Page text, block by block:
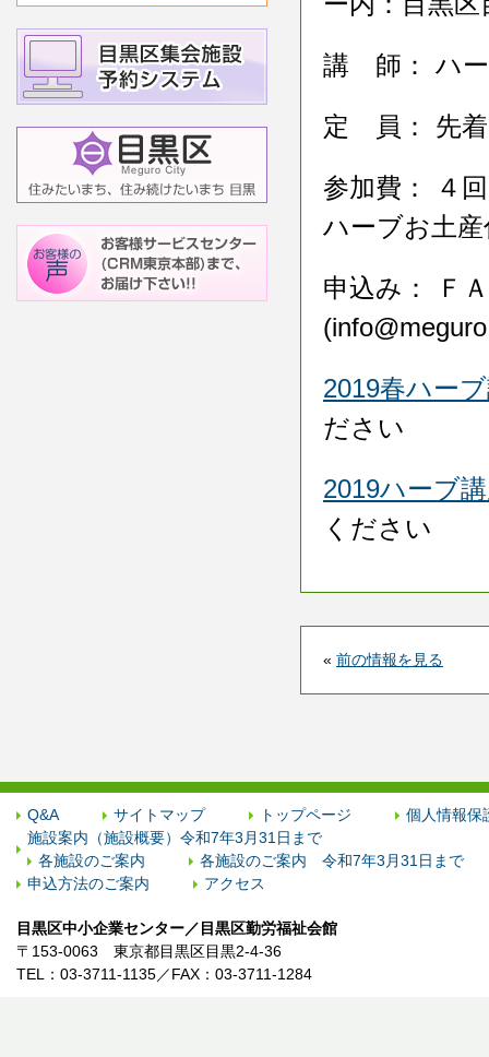
講 師： ハ
定 員： 先着
参加費： ４
ハーブお土
申込み： Ｆ
2019春ハー
ださい
2019ハーブ
ください
« 前の情報を見る
Q&A サイトマップ トップページ
個人情報保
施設案内（施設概要）令和7年3月31日まで
各施設のご案内
各施設のご案内 令和7年3月31日まで
申込方法のご案内
アクセス
目黒区中小企業センター／目黒区勤労福祉会館
〒153-0063 東京都目黒区目黒2-4-36
TEL：03-3711-1135／FAX：03-3711-1284